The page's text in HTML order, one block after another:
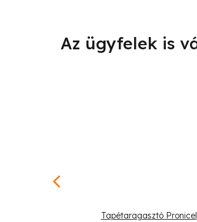
Tapétaragasztó Pronicel